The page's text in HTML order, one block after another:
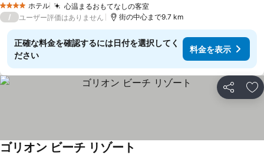
4 ホテルのランク
ホテル 心温まるおもてなしの客室料金を表示
/ ユーザー評価はありません 街の中心まで9.7 km
正確な料金を確認するには日付を選択してく
ださい
料金を表示
シェア お
ゴリオン ビーチ リゾート